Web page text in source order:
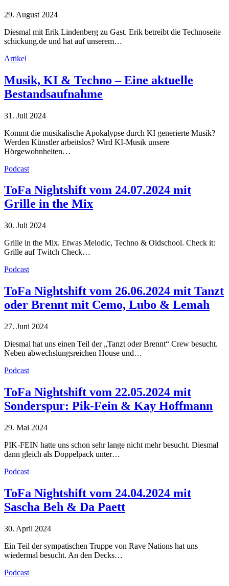
29. August 2024
Diesmal mit Erik Lindenberg zu Gast. Erik betreibt die Technoseite
schickung.de und hat auf unserem…
Artikel
Musik, KI & Techno – Eine aktuelle
Bestandsaufnahme
31. Juli 2024
Kommt die musikalische Apokalypse durch KI generierte Musik?
Werden Künstler arbeitslos? Wird KI-Musik unsere
Hörgewohnheiten…
Podcast
ToFa Nightshift vom 24.07.2024 mit
Grille in the Mix
30. Juli 2024
Grille in the Mix. Etwas Melodic, Techno & Oldschool. Check it:
Grille auf Twitch Check…
Podcast
ToFa Nightshift vom 26.06.2024 mit Tanzt
oder Brennt mit Cemo, Lubo & Lemah
27. Juni 2024
Diesmal hat uns einen Teil der „Tanzt oder Brennt“ Crew besucht.
Neben abwechslungsreichen House und…
Podcast
ToFa Nightshift vom 22.05.2024 mit
Sonderspur: Pik-Fein & Kay Hoffmann
29. Mai 2024
PIK-FEIN hatte uns schon sehr lange nicht mehr besucht. Diesmal
dann gleich als Doppelpack unter…
Podcast
ToFa Nightshift vom 24.04.2024 mit
Sascha Beh & Da Paett
30. April 2024
Ein Teil der sympatischen Truppe von Rave Nations hat uns
wiedermal besucht. An den Decks…
Podcast